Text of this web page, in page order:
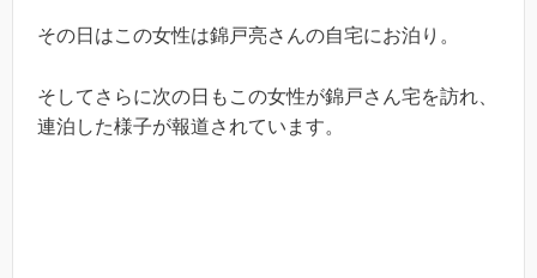
その日はこの女性は錦戸亮さんの自宅にお泊り。
そしてさらに次の日もこの女性が錦戸さん宅を訪れ、
連泊した様子が報道されています。